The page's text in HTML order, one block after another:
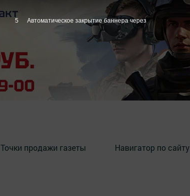
Точки продажи газеты Навигатор по сайту
4 Автоматическое закрытие баннера через